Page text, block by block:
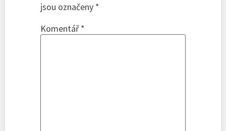
jsou označeny *
Komentář*